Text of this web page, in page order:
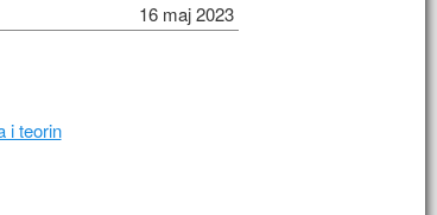
16 maj 2023
i teorin